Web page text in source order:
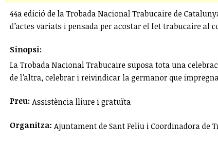
44a edició de la Trobada Nacional Trabucaire de
d’actes variats i pensada per acostar el fet trabucaire al
Sinopsi:
La Trobada Nacional Trabucaire suposa tota una
de l’altra, celebrar i reivindicar la germanor que
Preu: Assistència lliure i gratuïta
Organitza: Ajuntament de Sant Feliu i Coordinadora de